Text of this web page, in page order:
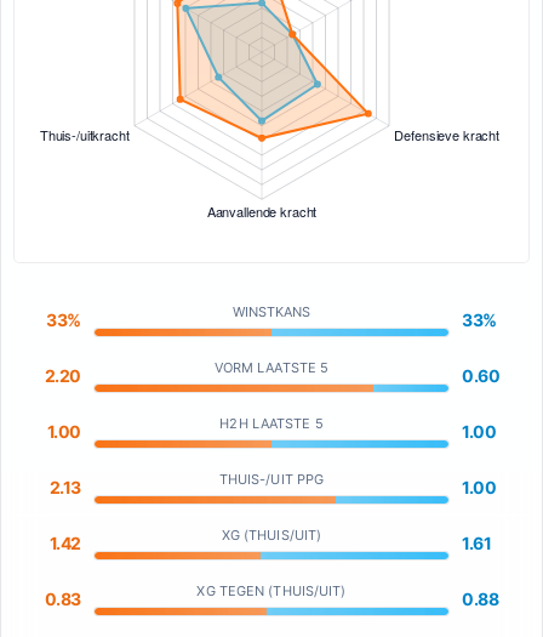
33% WINSTKANS 33%
2.20 VORM LAATSTE 5 0.60
1.00 H2H LAATSTE 5 1.00
2.13 THUIS-/UIT PPG 1.00
1.42 XG (THUIS/UIT) 1.61
0.83 XG TEGEN (THUIS/UIT) 0.88